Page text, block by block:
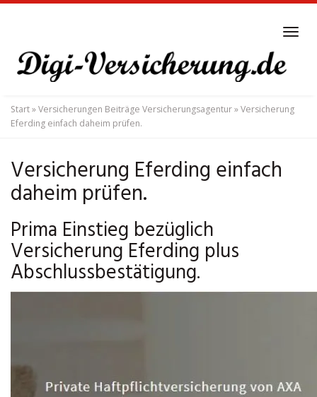
main
content
Start»Versicherungen Beiträge Versicherungsagentur»Versicherung
Eferding einfach daheim prüfen.
Versicherung Eferding einfach
daheim prüfen.
Prima Einstieg bezüglich
Versicherung Eferding plus
Abschlussbestätigung.